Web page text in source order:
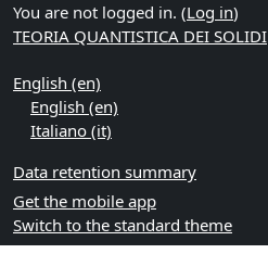
You are not logged in. (Log in)
TEORIA QUANTISTICA DEI SOLIDI
English ‎(en)‎
English ‎(en)‎
Italiano ‎(it)‎
Data retention summary
Get the mobile app
Switch to the standard theme